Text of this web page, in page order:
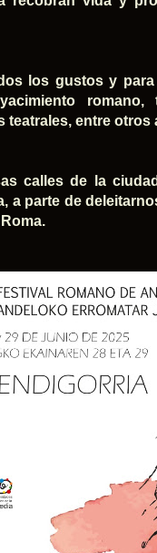
los gustos y
romano,
teatrales, entre otros
calles de la
a parte de